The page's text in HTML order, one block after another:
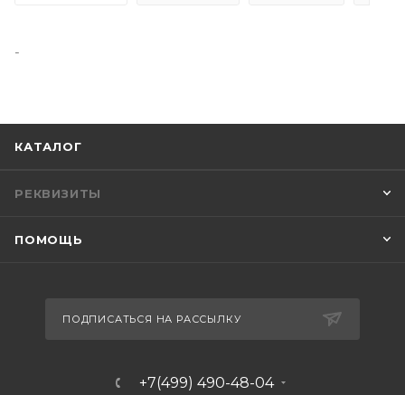
-
КАТАЛОГ
РЕКВИЗИТЫ
ПОМОЩЬ
ПОДПИСАТЬСЯ НА РАССЫЛКУ
+7(499) 490-48-04